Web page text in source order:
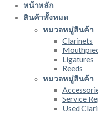
หน้าหลัก
สินค้าทั้งหมด
หมวดหมู่สินค้า
Clarinets
Ligatures
Reeds
หมวดหมู่สินค้า
Service
Used